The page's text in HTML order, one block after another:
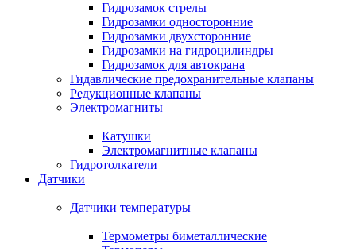
Гидрозамок стрелы
Гидрозамки односторонние
Гидрозамки двухсторонние
Гидрозамки на гидроцилиндры
Гидрозамок для автокрана
Гидавлические предохранительные клапаны
Редукционные клапаны
Электромагниты
Катушки
Электромагнитные клапаны
Гидротолкатели
Датчики
Датчики температуры
Термометры биметаллические